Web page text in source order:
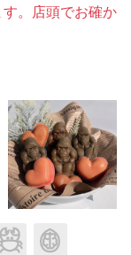
。店頭でお確か